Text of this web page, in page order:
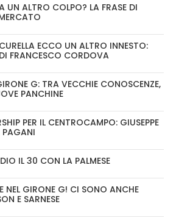
UN ALTRO COLPO? LA FRASE DI
ECCO UN ALTRO INNESTO:
FRANCESCO CORDOVA
G: TRA VECCHIE CONOSCENZE,
PANCHINE
PER IL CENTROCAMPO: GIUSEPPE
PAGANI
IL 30 CON LA PALMESE
NEL GIRONE G! CI SONO ANCHE
E SARNESE